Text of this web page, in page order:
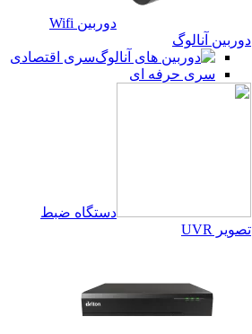
دوربین Wifi
دوربین آنالوگ
سری اقتصادی
سری حرفه ای
دستگاه ضبط
تصویر UVR